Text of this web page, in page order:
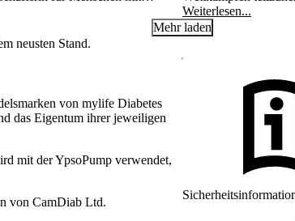
Herzen. Aber auch sonst hat
Weiterlesen...
Mehr laden
neusten Stand.
von mylife Diabetes
das Eigentum ihrer jeweiligen
mit der YpsoPump verwendet,
von CamDiab Ltd.